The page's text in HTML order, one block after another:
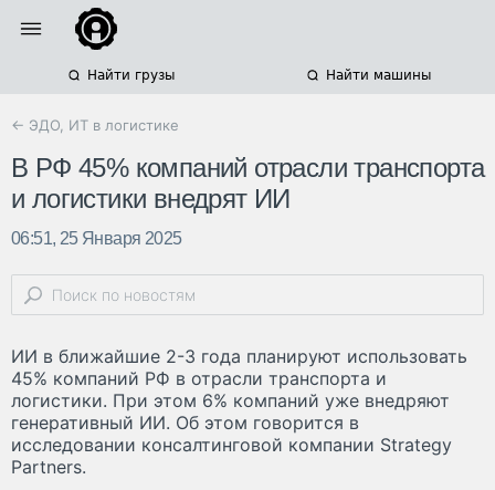
Найти грузы Найти машины
← ЭДО, ИТ в логистике
В РФ 45% компаний отрасли транспорта
и логистики внедрят ИИ
06:51, 25 Января 2025
ИИ в ближайшие 2-3 года планируют использовать
45% компаний РФ в отрасли транспорта и
логистики. При этом 6% компаний уже внедряют
генеративный ИИ. Об этом говорится в
исследовании консалтинговой компании Strategy
Partners.